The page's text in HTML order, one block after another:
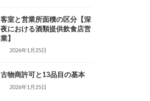
客室と営業所面積の区分【深
夜における酒類提供飲食店営
業】
2026年1月25日
古物商許可と13品目の基本
2026年1月25日